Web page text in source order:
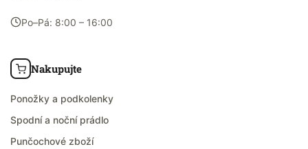
Po–Pá: 8:00 – 16:00
Nakupujte
Ponožky a podkolenky
Spodní a noční prádlo
Punčochové zboží